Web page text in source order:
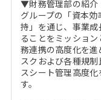
年齢と年収の相関図
▼財務管理部の紹介
グループの「資本
持」を通じ、事業
ることをミッショ
務連携の高度化を
スクおよび各種規
スシート管理高度
す。